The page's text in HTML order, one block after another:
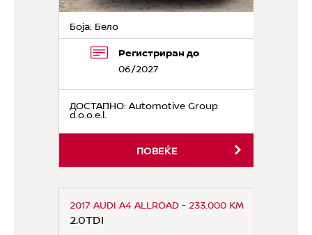
Боја: Бело
Регистриран до
06/2027
ДОСТАПНО: Automotive Group
d.o.o.e.l.
ПОВЕЌЕ
2017 AUDI A4 ALLROAD - 233.000 KM
2.0TDI